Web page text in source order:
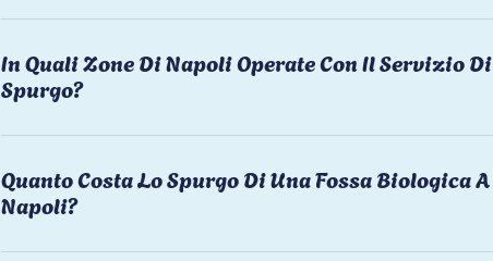
In Quali Zone Di Napoli Operate Con Il Servizio Di
Spurgo?
Quanto Costa Lo Spurgo Di Una Fossa Biologica A
Napoli?